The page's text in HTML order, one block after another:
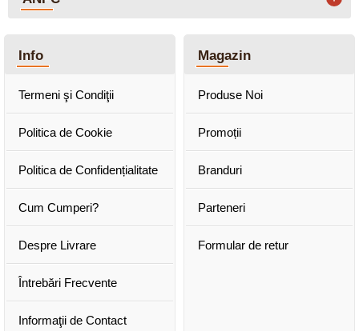
Info
Termeni şi Condiţii
Politica de Cookie
Politica de Confidențialitate
Cum Cumperi?
Despre Livrare
Întrebări Frecvente
Informaţii de Contact
Magazin
Produse Noi
Promoții
Branduri
Parteneri
Formular de retur